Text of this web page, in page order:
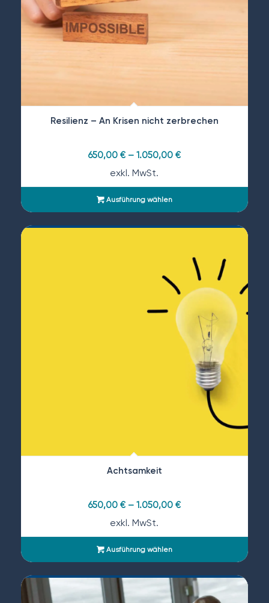
Resilienz – An Krisen nicht zerbrechen
650,00 €– 1.050,00 €
exkl. MwSt.
Ausführung wählen
Achtsamkeit
650,00 €– 1.050,00 €
exkl. MwSt.
Ausführung wählen